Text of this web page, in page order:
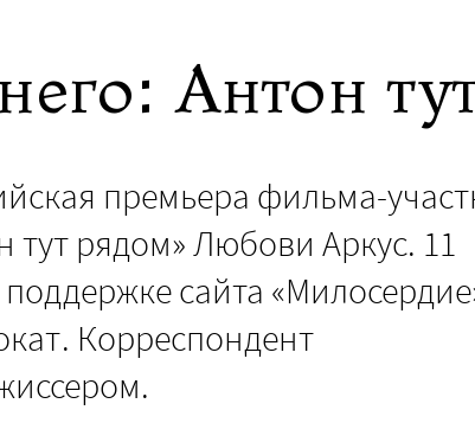
Антон
премьера фильма-
тут рядом» Любови Аркус. 11
сайта
Корреспондент